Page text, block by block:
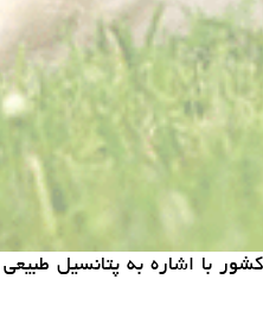
اشاره به پتانسیل